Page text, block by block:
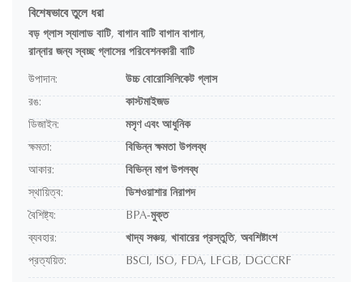
বিশেষভাবে তুলে ধরা
বড় গ্লাস স্যালাড বাটি, বাগান বাটি বাগান বাগান,
রান্নার জন্য স্বচ্ছ গ্লাসের পরিবেশনকারী বাটি
উপাদান:
উচ্চ বোরোসিলিকেট গ্লাস
রঙ:
কাস্টমাইজড
ডিজাইন:
মসৃণ এবং আধুনিক
ক্ষমতা:
বিভিন্ন ক্ষমতা উপলব্ধ
আকার:
বিভিন্ন মাপ উপলব্ধ
স্থায়িত্ব:
ডিশওয়াশার নিরাপদ
বৈশিষ্ট্য:
BPA-মুক্ত
ব্যবহার:
খাদ্য সঞ্চয়, খাবারের প্রস্তুতি, অবশিষ্টাংশ
প্রত্যয়িত:
BSCI, ISO, FDA, LFGB, DGCCRF